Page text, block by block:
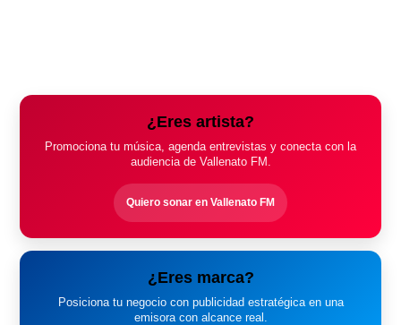
¿Eres artista?
Promociona tu música, agenda entrevistas y conecta con la
audiencia de Vallenato FM.
Quiero sonar en Vallenato FM
¿Eres marca?
Posiciona tu negocio con publicidad estratégica en una
emisora con alcance real.